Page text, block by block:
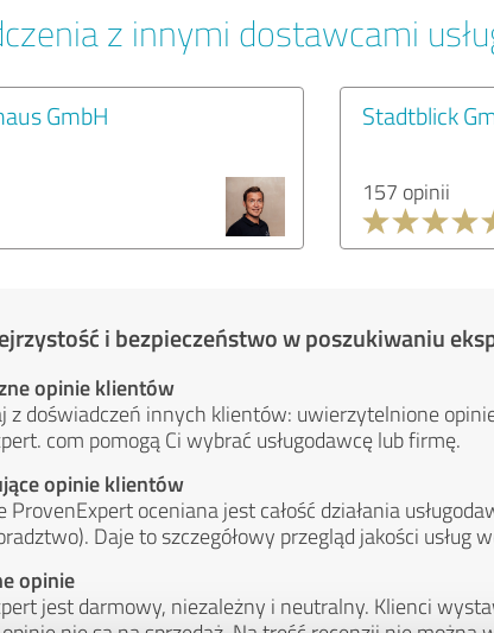
z innymi dostawcami
GmbH Stadtblick
157 opinii
i bezpieczeństwo w poszukiwaniu
opinie klientów
z doświadczeń innych klientów: uwierzytelnione
com pomogą Ci wybrać usługodawcę lub firmę.
opinie klientów
ProvenExpert oceniana jest całość działania
Daje to szczegółowy przegląd jakości usług
opinie
jest darmowy, niezależny i neutralny. Klienci